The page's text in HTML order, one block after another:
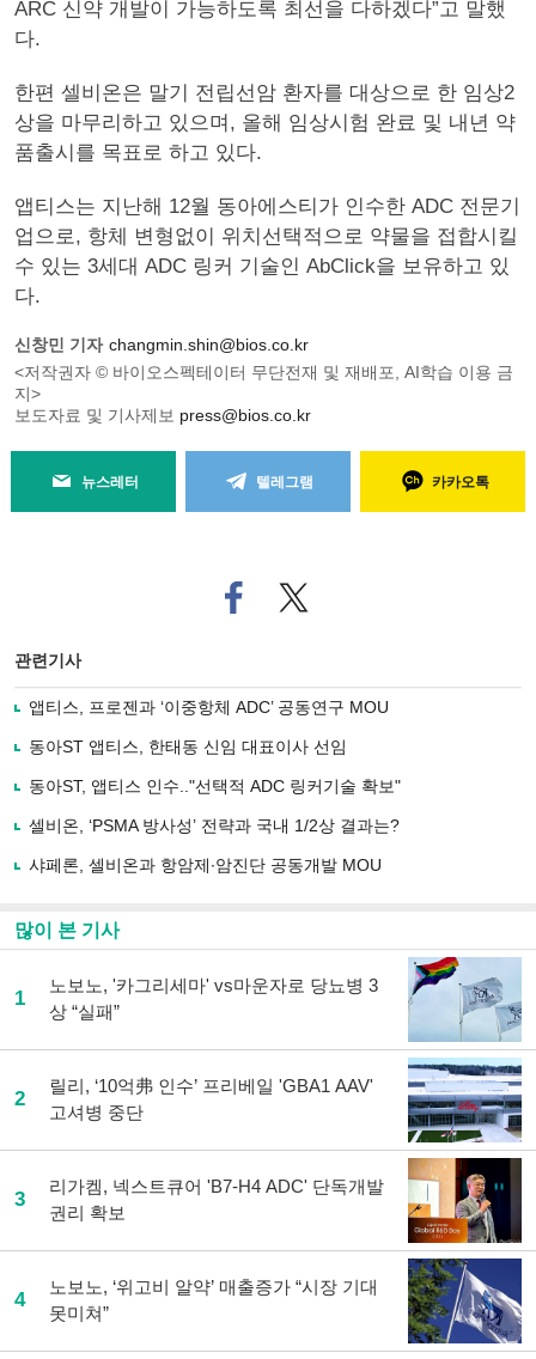
ARC 신약 개발이 가능하도록 최선을 다하겠다”고 말했
다.
한편 셀비온은 말기 전립선암 환자를 대상으로 한 임상2
상을 마무리하고 있으며, 올해 임상시험 완료 및 내년 약
품출시를 목표로 하고 있다.
앱티스는 지난해 12월 동아에스티가 인수한 ADC 전문기
업으로, 항체 변형없이 위치선택적으로 약물을 접합시킬
수 있는 3세대 ADC 링커 기술인 AbClick을 보유하고 있
다.
신창민 기자 changmin.shin@bios.co.kr
<저작권자 © 바이오스펙테이터 무단전재 및 재배포, AI학습 이용 금
지>
보도자료 및 기사제보 press@bios.co.kr
뉴스레터 텔레그램 카카오톡
페
이
로
기
사
유
기
트위
터로
관련기사
앱티스, 프로젠과 ‘이중항체 ADC’ 공동연구 MOU
동아ST 앱티스, 한태동 신임 대표이사 선임
동아ST, 앱티스 인수.."선택적 ADC 링커기술 확보"
셀비온, ‘PSMA 방사성’ 전략과 국내 1/2상 결과는?
샤페론, 셀비온과 항암제∙암진단 공동개발 MOU
많이 본 기사
1
노보노, '카그리세마' vs마운자로 당뇨병 3
상 “실패”
2
릴리, ‘10억弗 인수’ 프리베일 'GBA1 AAV'
고셔병 중단
3
리가켐, 넥스트큐어 'B7-H4 ADC' 단독개발
권리 확보
4
노보노, ‘위고비 알약’ 매출증가 “시장 기대
못미쳐”